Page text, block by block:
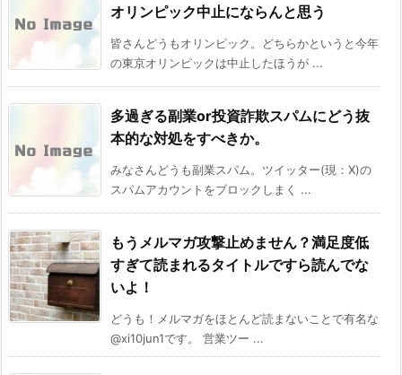
オリンピック中止にならんと思う
皆さんどうもオリンピック。どちらかというと今年
の東京オリンピックは中止したほうが ...
多過ぎる副業or投資詐欺スパムにどう抜
本的な対処をすべきか。
みなさんどうも副業スパム。ツイッター(現：X)の
スパムアカウントをブロックしまく ...
もうメルマガ攻撃止めません？満足度低
すぎて読まれるタイトルですら読んでな
いよ！
どうも！メルマガをほとんど読まないことで有名な
@xi10jun1です。 営業ツー ...